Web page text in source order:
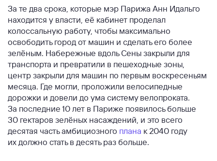
За те два срока, которые мэр Парижа Анн Идальго
находится у власти, её кабинет проделал
колоссальную работу, чтобы максимально
освободить город от машин и сделать его более
зелёным. Набережные вдоль Сены закрыли для
транспорта и превратили в пешеходные зоны,
центр закрыли для машин по первым воскресеньям
месяца. Где могли, проложили велосипедные
дорожки и довели до ума систему велопроката.
За последние 10 лет в Париже появилось больше
30 гектаров зелёных насаждений, и это всего
десятая часть амбициозного плана к 2040 году
их должно стать в десять раз больше.